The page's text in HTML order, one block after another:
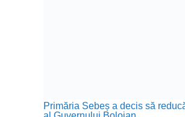
Primăria Sebeș a decis să